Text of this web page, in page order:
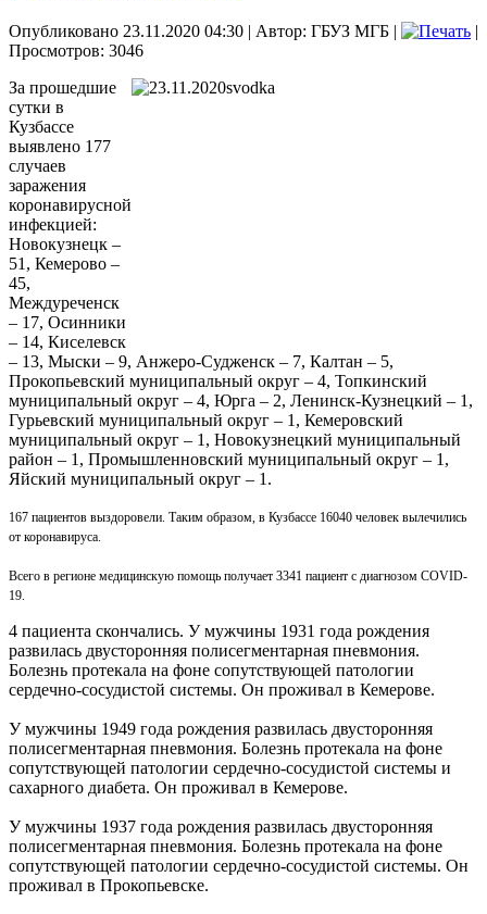
Опубликовано 23.11.2020 04:30 | Автор: ГБУЗ МГБ |
|
Просмотров: 3046
За прошедшие
сутки в
Кузбассе
выявлено 177
случаев
заражения
коронавирусной
инфекцией:
Новокузнецк –
51, Кемерово –
45,
Междуреченск
– 17, Осинники
– 14, Киселевск
– 13, Мыски – 9, Анжеро-Судженск – 7, Калтан – 5,
Прокопьевский муниципальный округ – 4, Топкинский
муниципальный округ – 4, Юрга – 2, Ленинск-Кузнецкий – 1,
Гурьевский муниципальный округ – 1, Кемеровский
муниципальный округ – 1, Новокузнецкий муниципальный
район – 1, Промышленновский муниципальный округ – 1,
Яйский муниципальный округ – 1.
167 пациентов выздоровели. Таким образом, в Кузбассе 16040 человек вылечились
от коронавируса.
Всего в регионе медицинскую помощь получает 3341 пациент с диагнозом COVID-
19.
4 пациента скончались. У мужчины 1931 года рождения
развилась двусторонняя полисегментарная пневмония.
Болезнь протекала на фоне сопутствующей патологии
сердечно-сосудистой системы. Он проживал в Кемерове.
У мужчины 1949 года рождения развилась двусторонняя
полисегментарная пневмония. Болезнь протекала на фоне
сопутствующей патологии сердечно-сосудистой системы и
сахарного диабета. Он проживал в Кемерове.
У мужчины 1937 года рождения развилась двусторонняя
полисегментарная пневмония. Болезнь протекала на фоне
сопутствующей патологии сердечно-сосудистой системы. Он
проживал в Прокопьевске.